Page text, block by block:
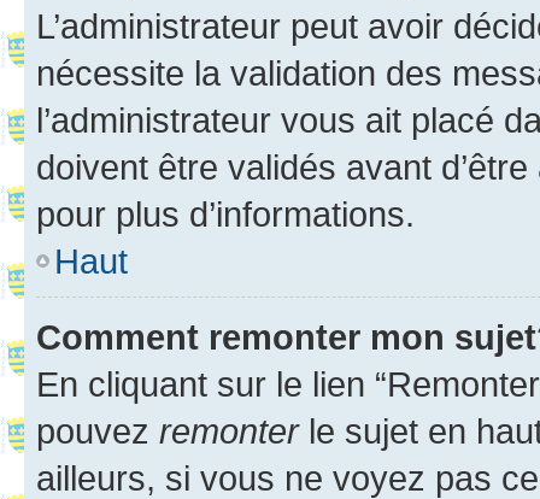
L’administrateur peut avoir
nécessite la validation des
l’administrateur vous ait placé
doivent être validés avant
pour plus d’informations.
Haut
Comment remonter mon
En cliquant sur le lien
pouvez remonterle sujet en
ailleurs, si vous ne voyez pas